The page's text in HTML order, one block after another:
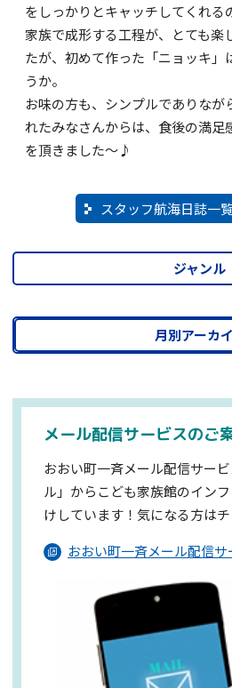
をしっかりとキャッチしてくれる
家族で成形する工程が、とても楽
たが、初めて作った「ニョッキ」
うか。
お味の方も、シンプルでありなが
れたみなさんからは、食後の満足
を頂きました～♪
スタッフ航海日誌一
ジャンル
月別アーカ
メール配信サービスのご
おおい町一斉メール配信サー
ル」からこども家族館のイン
けしています！気になる方は
おおい町一斉メール配信